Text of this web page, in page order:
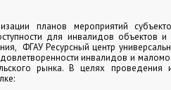
планов мероприятий
для инвалидов объектов и
ФГАУ Ресурсный центр
инвалидов и
рынка. В целях проведения